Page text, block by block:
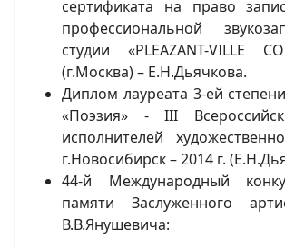
сертификата на право
профессиональной
студии «PLEAZANT-VILLE
(г.Москва) – Е.Н.Дьячкова.
Диплом лауреата 3-ей
«Поэзия» - III
исполнителей
г.Новосибирск – 2014 г.
44-й Международный
памяти Заслуженного
В.В.Янушевича: